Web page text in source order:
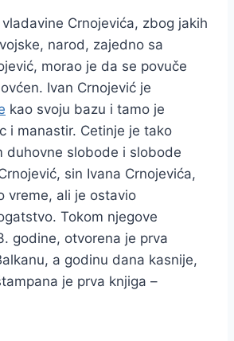
Crnojevića, zbog jakih
narod, zajedno sa
morao je da se povuče
Ivan Crnojević je
kao svoju bazu i tamo je
i manastir. Cetinje je tako
duhovne slobode i slobode
sin Ivana Crnojevića,
vreme, ali je ostavio
Tokom njegove
godine, otvorena je prva
a godinu dana kasnije,
je prva knjiga –